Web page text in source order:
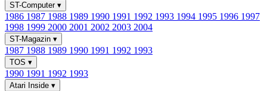
ST-Computer ▾
1986 1987 1988 1989 1990 1991 1992 1993 1994 1995 1996 1997
1998 1999 2000 2001 2002 2003 2004
ST-Magazin ▾
1987 1988 1989 1990 1991 1992 1993
TOS ▾
1990 1991 1992 1993
Atari Inside ▾